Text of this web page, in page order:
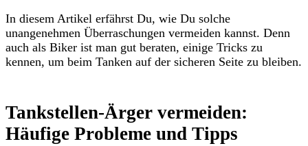
In diesem Artikel erfährst Du, wie Du solche
unangenehmen Überraschungen vermeiden kannst. Denn
auch als Biker ist man gut beraten, einige Tricks zu
kennen, um beim Tanken auf der sicheren Seite zu bleiben.
Tankstellen-Ärger vermeiden:
Häufige Probleme und Tipps